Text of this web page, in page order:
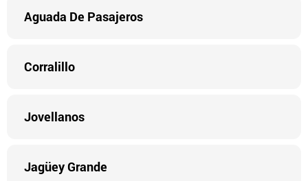
Aguada De Pasajeros
Corralillo
Jovellanos
Jagüey Grande